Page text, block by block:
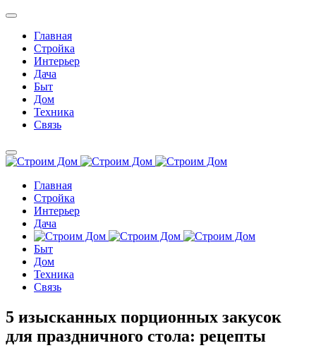
Главная
Стройка
Интерьер
Дача
Быт
Дом
Техника
Связь
Главная
Стройка
Интерьер
Дача
Быт
Дом
Техника
Связь
5 изысканных порционных закусок
для праздничного стола: рецепты